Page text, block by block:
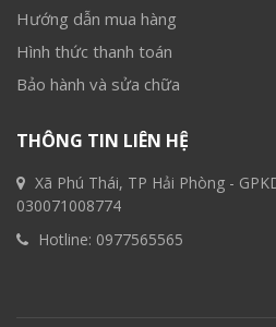
Hướng dẫn mua hàng
Hình thức thanh toán
Bảo hành và sửa chữa
THÔNG TIN LIÊN HỆ
Xã Phú Thái, TP Hải Phòng -
030071008774
Hotline: 0977565565